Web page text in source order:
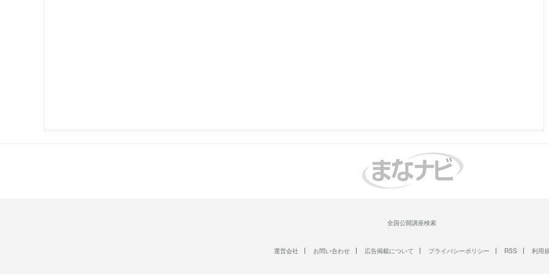
全国公開講座検索
運営会社 お問い合わせ 広告掲載について プライバシーポリシー RSS 利用